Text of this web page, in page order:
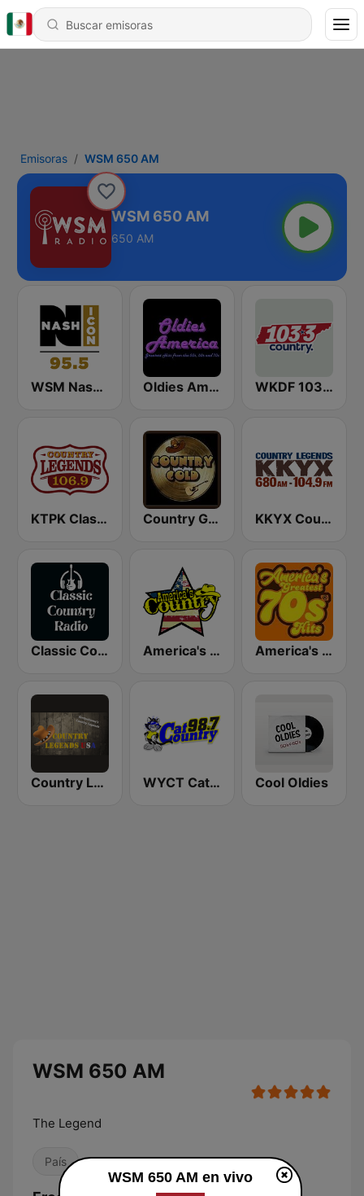
Emisoras WSM 650 AM
WSM 650 AM
650 AM
WSM Nash Icon 95.5 FM Oldies America WKDF 103.3 Country
KTPK Classic Country 106.9 Country Gold Radio KKYX Country Legends 680 AM
Classic Country Radio America's Country America's Greatest 70s Hits
Country Legends USA WYCT Cat Country 98.7 Cool Oldies
WSM 650 AM
The Legend
País
WSM 650 AM en vivo